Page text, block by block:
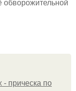
прическа по